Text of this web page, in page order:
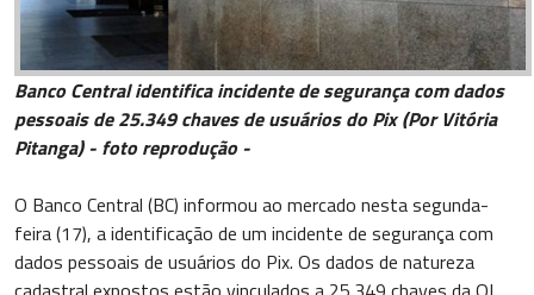
Banco Central identifica incidente de segurança com dados
pessoais de 25.349 chaves de usuários do Pix (Por Vitória
Pitanga) - foto reprodução -
O Banco Central (BC) informou ao mercado nesta segunda-
feira (17), a identificação de um incidente de segurança com
dados pessoais de usuários do Pix. Os dados de natureza